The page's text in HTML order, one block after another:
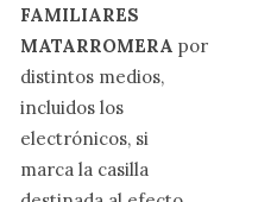
FAMILIARES
MATARROMERA por
distintos medios,
incluidos los
electrónicos, si
marca la casilla